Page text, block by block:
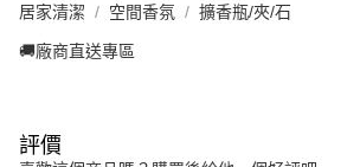
居家清潔 空間香氛 擴香瓶/夾/石
🚚廠商直送專區
評價